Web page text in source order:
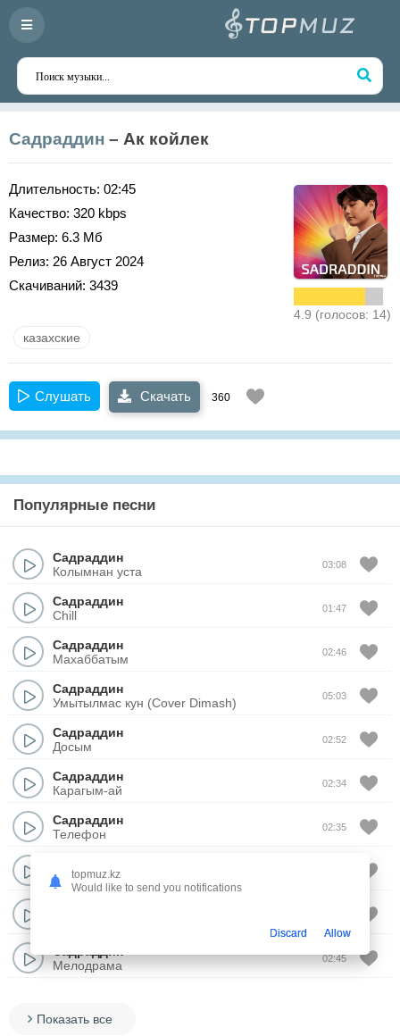
Садраддин – Ак койлек
Длительность: 02:45
Качество: 320 kbps
Размер: 6.3 Мб
Релиз: 26 Август 2024
Скачиваний: 3439
4.9 (голосов: 14)
казахские
Слушать Скачать 360
Популярные песни
Садраддин
Колымнан уста
03:08
Садраддин
Chill
01:47
Садраддин
Махаббатым
02:46
Садраддин
Умытылмас кун (Cover Dimash)
05:03
Садраддин
Досым
02:52
Садраддин
Карагым-ай
02:34
Садраддин
Телефон
02:35
Бакыт
Мелодрама
02:45
Показать все
topmuz.kz
Would like to send you notifications
Discard Allow